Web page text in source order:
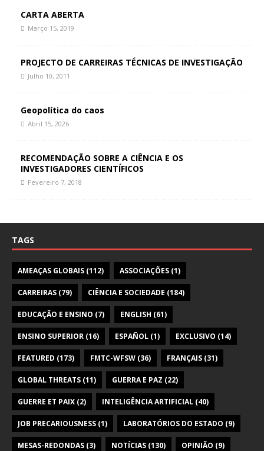
CARTA ABERTA
Março 15, 2019
PROJECTO DE CARREIRAS TÉCNICAS DE INVESTIGAÇÃO
Julho 10, 2011
Geopolítica do caos
Abril 15, 2026
RECOMENDAÇÃO SOBRE A CIÊNCIA E OS
INVESTIGADORES CIENTÍFICOS
Fevereiro 7, 2018
TAGS
AMEAÇAS GLOBAIS (112) ASSOCIAÇÕES (1)
CARREIRAS (79) CIÊNCIA E SOCIEDADE (184)
EDUCAÇÃO E ENSINO (7) ENGLISH (61)
ENSINO SUPERIOR (16) ESPAÑOL (1) EXCLUSIVO (14)
FEATURED (173) FMTC-WFSW (36) FRANÇAIS (31)
GLOBAL THREATS (11) GUERRA E PAZ (22)
GUERRE ET PAIX (2) INTELIGÊNCIA ARTIFICIAL (40)
JOB PRECARIOUSNESS (1) LABORATÓRIOS DO ESTADO (9)
MESAS-REDONDAS (3) NOTÍCIAS (130) OPINIÃO (9)